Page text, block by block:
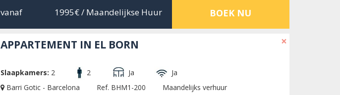
vanaf 1995€/ Maandelijkse Huur BOEK NU
×
APPARTEMENT IN EL BORN
Slaapkamers: 2 2 Ja
Ja
Barri Gotic - Barcelona
Ref. BHM1-200 Maandelijks verhuur